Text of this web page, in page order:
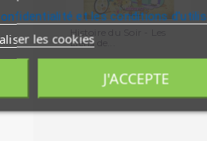
Histoire du Soir - Les
Liens de...
et les conditions
les cookies
J'ACCEPTE